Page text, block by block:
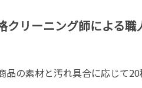
クリーニング師による職
品の素材と汚れ具合に応じて20